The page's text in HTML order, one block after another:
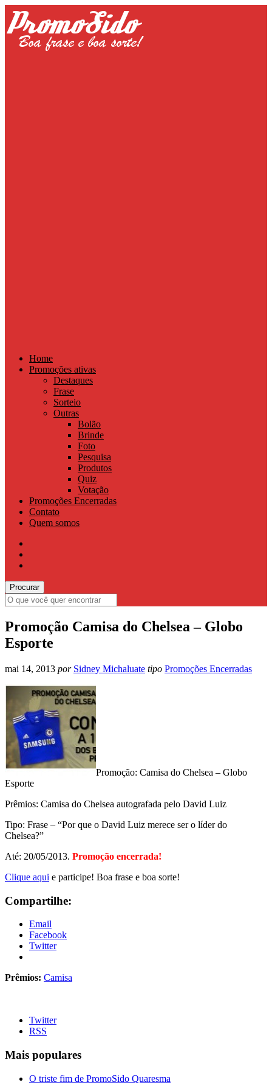
Home
Promoções ativas
Destaques
Frase
Sorteio
Outras
Bolão
Brinde
Foto
Pesquisa
Produtos
Quiz
Votação
Promoções Encerradas
Contato
Quem somos
Promoção Camisa do Chelsea – Globo
Esporte
mai 14, 2013 por Sidney Michaluate tipo Promoções Encerradas
Promoção: Camisa do Chelsea – Globo
Esporte
Prêmios: Camisa do Chelsea autografada pelo David Luiz
Tipo: Frase – “Por que o David Luiz merece ser o líder do
Chelsea?”
Até: 20/05/2013. Promoção encerrada!
Clique aqui e participe! Boa frase e boa sorte!
Compartilhe:
Email
Facebook
Twitter
Prêmios: Camisa
Twitter
RSS
Mais populares
O triste fim de PromoSido Quaresma